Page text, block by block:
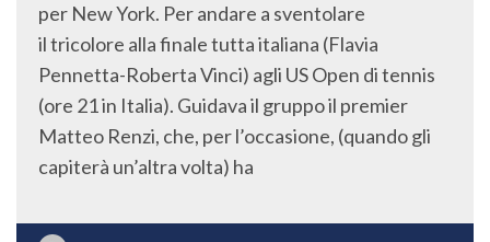
per New York. Per andare a sventolare
il tricolore alla finale tutta italiana (Flavia
Pennetta-Roberta Vinci) agli US Open di tennis
(ore 21 in Italia). Guidava il gruppo il premier
Matteo Renzi, che, per l’occasione, (quando gli
capiterà un’altra volta) ha